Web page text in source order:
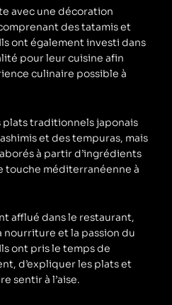
avec une décoration
des tatamis et
ont également investi dans
pour leur cuisine afin
culinaire possible à
traditionnels japonais
et des tempuras, mais
à partir d’ingrédients
touche méditerranéenne à
afflué dans le restaurant,
et la passion du
ont pris le temps de
d’expliquer les plats et
sentir à l’aise.